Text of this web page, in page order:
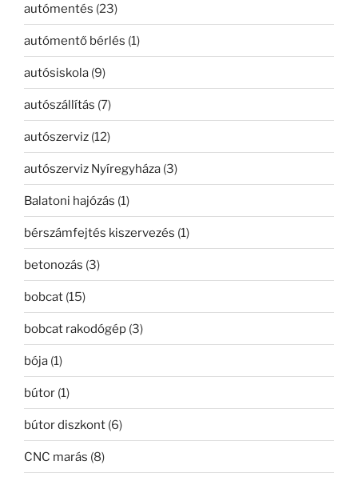
autómentés (23)
autómentő bérlés (1)
autósiskola (9)
autószállítás (7)
autószerviz (12)
autószerviz Nyíregyháza (3)
Balatoni hajózás (1)
bérszámfejtés kiszervezés (1)
betonozás (3)
bobcat (15)
bobcat rakodógép (3)
bója (1)
bútor (1)
bútor diszkont (6)
CNC marás (8)